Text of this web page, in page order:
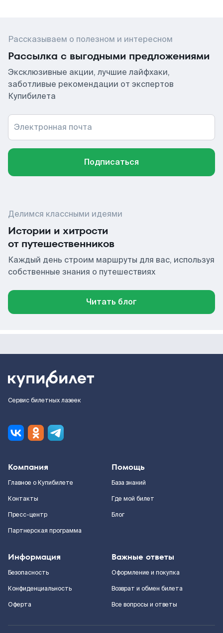
Рассказываем о полезном и интересном
Рассылка с выгодными предложениями
Эксклюзивные акции, лучшие лайфхаки,
заботливые рекомендации от экспертов
Купибилета
Электронная почта
Подписаться
Делимся классными идеями
Истории и хитрости
от путешественников
Каждый день строим маршруты для вас, используя
собственные знания о путешествиях
Читать блог
Сервис билетных лазеек
Компания
Главное о Купибилете
Контакты
Пресс-центр
Партнерская программа
Помощь
База знаний
Где мой билет
Блог
Информация
Безопасность
Конфиденциальность
Оферта
Важные ответы
Оформление и покупка
Возврат и обмен билета
Все вопросы и ответы